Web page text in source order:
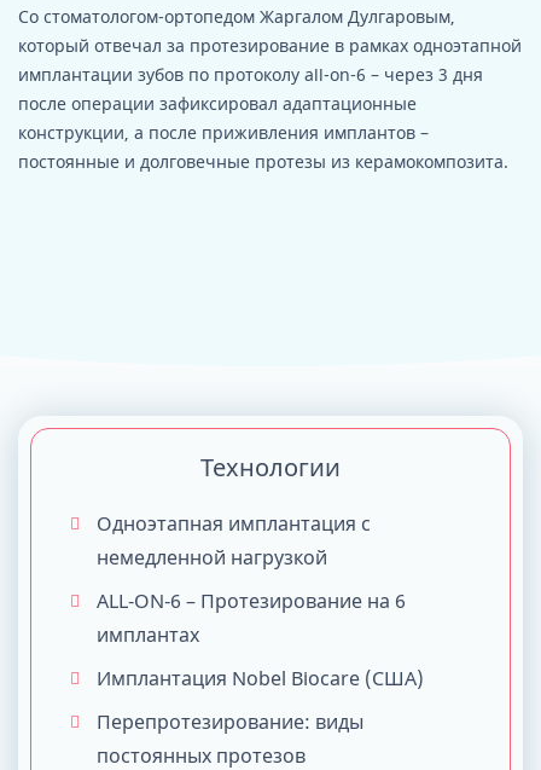
Со стоматологом-ортопедом Жаргалом Дулгаровым,
который отвечал за протезирование в рамках одноэтапной
имплантации зубов по протоколу all-on-6 – через 3 дня
после операции зафиксировал адаптационные
конструкции, а после приживления имплантов –
постоянные и долговечные протезы из керамокомпозита.
Технологии
Одноэтапная имплантация с
немедленной нагрузкой
ALL-ON-6 – Протезирование на 6
имплантах
Имплантация Nobel Biocare (США)
Перепротезирование: виды
постоянных протезов